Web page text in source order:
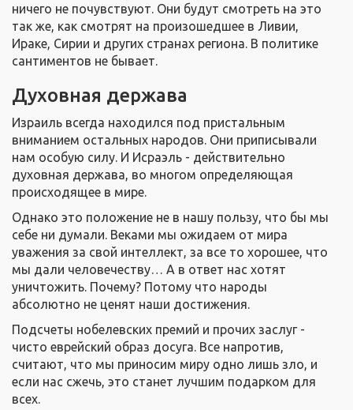
ничего не почувствуют. Они будут смотреть на это
так же, как смотрят на произошедшее в Ливии,
Ираке, Сирии и других странах региона. В политике
сантиментов не бывает.
Духовная держава
Израиль всегда находился под пристальным
вниманием остальных народов. Они приписывали
нам особую силу. И Исраэль - действительно
духовная держава, во многом определяющая
происходящее в мире.
Однако это положение не в нашу пользу, что бы мы
себе ни думали. Веками мы ожидаем от мира
уважения за свой интеллект, за все то хорошее, что
мы дали человечеству… А в ответ нас хотят
уничтожить. Почему? Потому что народы
абсолютно не ценят наши достижения.
Подсчеты нобелевских премий и прочих заслуг -
чисто еврейский образ досуга. Все напротив,
считают, что мы приносим миру одно лишь зло, и
если нас сжечь, это станет лучшим подарком для
всех.